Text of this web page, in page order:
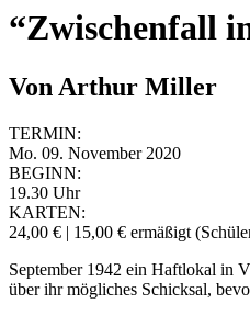
“Zwischenfall
Von Arthur Miller
TERMIN:
Mo. 09. November 2020
BEGINN:
19.30 Uhr
KARTEN:
24,00 € | 15,00 € ermäßigt
September 1942 ein Haftlokal in
über ihr mögliches Schicksal,